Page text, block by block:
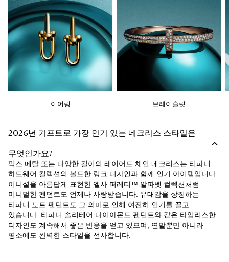
이어링 브레이슬릿
2026년 기프트로 가장 인기 있는 네크리스 스타일은
무엇인가요?
믹스 메탈 또는 다양한 길이의 레이어드 체인 네크리스는 티파니
하드웨어 컬렉션의 볼드한 링크 디자인과 함께 인기 아이템입니다.
이니셜을 아름답게 표현한 엘사 퍼레티™ 알파벳 컬렉션처럼
미니멀한 펜던트도 언제나 사랑받습니다. 유대감을 상징하는
티파니 노트 펜던트도 그 의미로 인해 여전히 인기를 끌고
있습니다. 티파니 솔리테어 다이아몬드 펜던트와 같은 타임리스한
디자인도 계속해서 좋은 반응을 얻고 있으며, 연말뿐만 아니라
평소에도 완벽한 스타일을 선사합니다.